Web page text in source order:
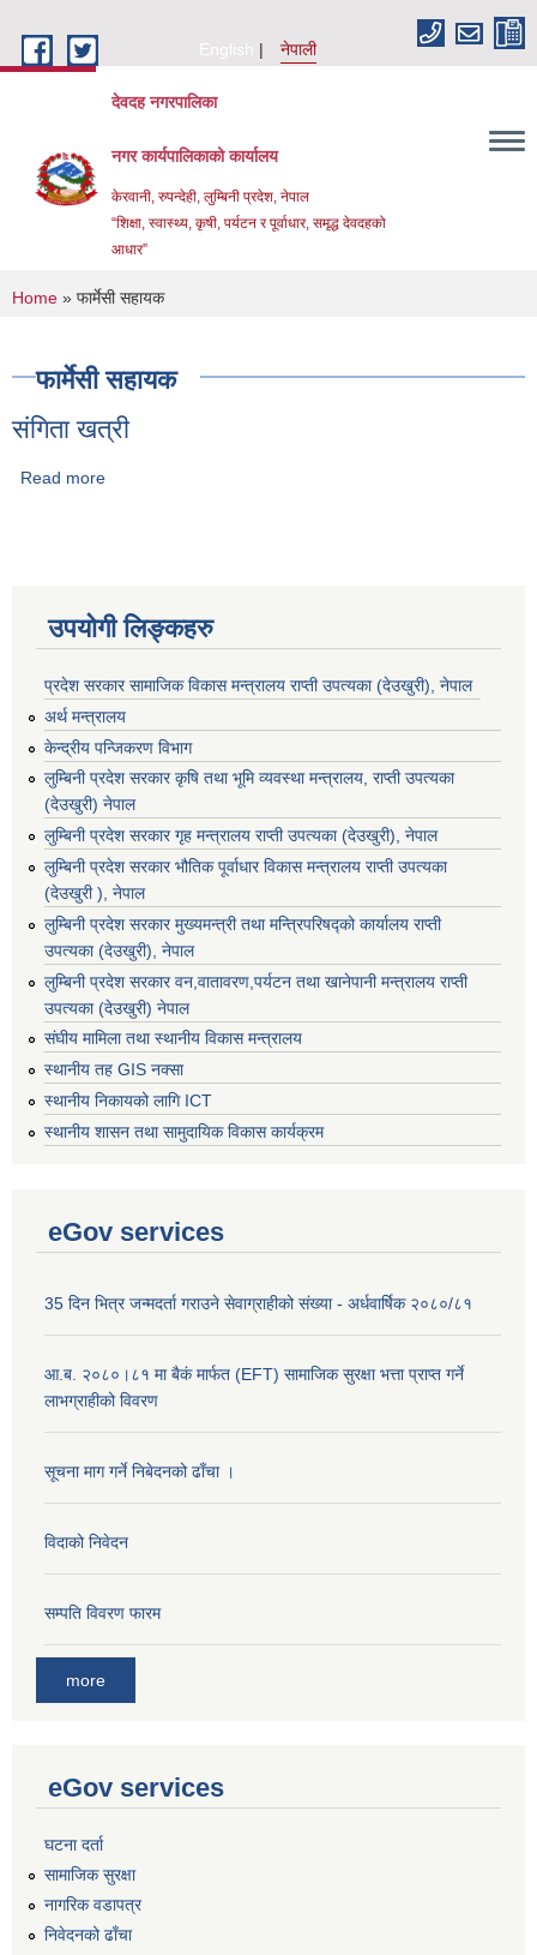
English
नेपाली
देवदह नगरपालिका
नगर कार्यपालिकाको कार्यालय
केरवानी, रुपन्देही, लुम्बिनी प्रदेश, नेपाल
“शिक्षा, स्वास्थ्य, कृषी, पर्यटन र पूर्वाधार, समृद्ध देवदहको
आधार”
You are here
Home » फार्मेसी सहायक
फार्मेसी सहायक
संगिता खत्री
Read more
उपयोगी लिङ्कहरु
प्रदेश सरकार सामाजिक विकास मन्‍‍त्रालय राप्ती उपत्यका (देउखुरी), नेपाल
अर्थ मन्त्रालय
केन्द्रीय पन्जिकरण विभाग
लुम्बिनी प्रदेश सरकार कृषि तथा भूमि व्यवस्था मन्त्रालय, राप्ती उपत्यका
(देउखुरी) नेपाल
लुम्बिनी प्रदेश सरकार गृह मन्त्रालय राप्ती उपत्यका (देउखुरी), नेपाल
लुम्बिनी प्रदेश सरकार भौतिक पूर्वाधार विकास मन्त्रालय राप्ती उपत्यका
(देउखुरी ), नेपाल
लुम्बिनी प्रदेश सरकार मुख्यमन्त्री तथा मन्त्रिपरिषद्को कार्यालय राप्ती
उपत्यका (देउखुरी), नेपाल
लुम्बिनी प्रदेश सरकार वन,वातावरण,पर्यटन तथा खानेपानी मन्त्रालय राप्ती
उपत्यका (देउखुरी) नेपाल
संघीय मामिला तथा स्थानीय विकास मन्त्रालय
स्थानीय तह GIS नक्सा
स्थानीय निकायको लागि ICT
स्थानीय शासन तथा सामुदायिक विकास कार्यक्रम
eGov services
35 दिन भित्र जन्मदर्ता गराउने सेवाग्राहीको संख्या - अर्धवार्षिक २०८०/८१
आ.ब. २०८०।८१ मा बैकं मार्फत (EFT) सामाजिक सुरक्षा भत्ता प्राप्त गर्ने
लाभग्राहीको विवरण
सूचना माग गर्ने निबेदनको ढाँचा ।
विदाको निवेदन
सम्पति विवरण फारम
more
eGov services
घटना दर्ता
सामाजिक सुरक्षा
नागरिक वडापत्र
निवेदनको ढाँचा